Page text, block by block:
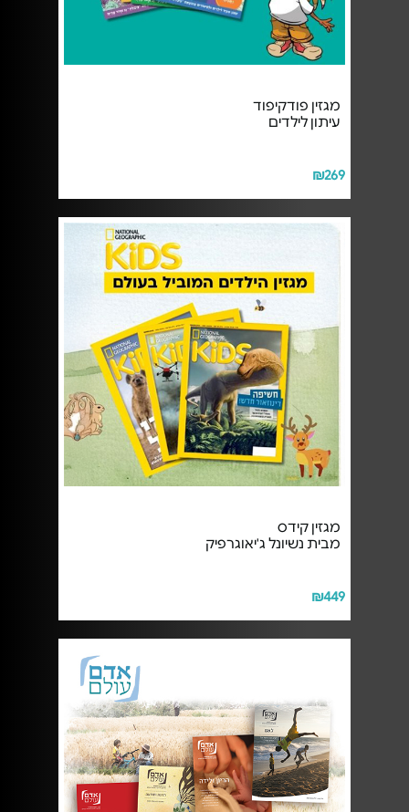
מגזין פודקיפוד
עיתון לילדים
₪269
מגזין קידס
מבית נשיונל ג'יאוגרפיק
₪449